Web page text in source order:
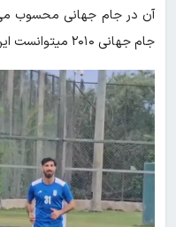
آن در جام جهانی محسوب
جام جهانی ۲۰۱۰ میتوانست این رکورد را بزرگتر هم بکند.